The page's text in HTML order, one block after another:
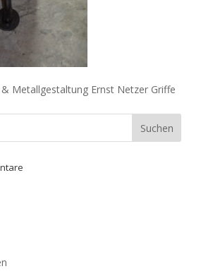
Metallgestaltung Ernst Netzer Griffe